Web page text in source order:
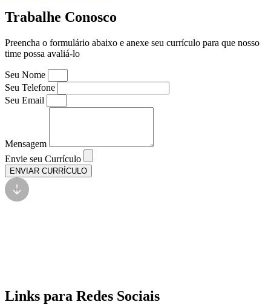
Trabalhe Conosco
Preencha o formulário abaixo e anexe seu currículo para que nosso
time possa avaliá-lo
Seu Nome
Seu Telefone
Seu Email
Mensagem
Envie seu Currículo
ENVIAR CURRÍCULO
Links para Redes Sociais